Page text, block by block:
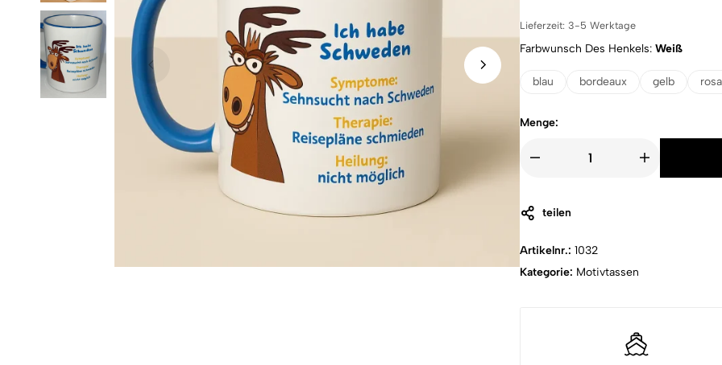
Lieferzeit: 3-5 Werktage
Farbwunsch Des Henkels Weiß
blau bordeaux gelb rosa
Menge:
teilen
Artikelnr.: 1032
Kategorie: Motivtassen